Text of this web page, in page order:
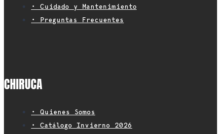
• Cuidado y Mantenimiento
• Preguntas Frecuentes
CHIRUCA
• Quienes Somos
• Catálogo Invierno 2026